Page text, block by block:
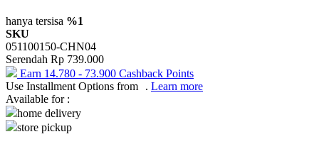
Paw Patrol
Peachy
Phanpy
hanya tersisa %1
SKU
051100150-CHN04
Serendah Rp 739.000
Earn 14.780 - 73.900 Cashback Points
Use Installment Options from
. Learn more
Available for :
home delivery
store pickup